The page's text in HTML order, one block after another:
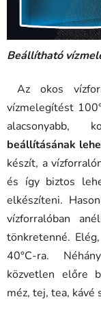
Beállítható
Az okos
vízmelegítést
alacsonyabb,
beállításának
készít, a
és így biztos
elkészíteni.
vízforralóban
tönkretenné.
40°C-ra.
közvetlen előre
méz, tej, tea, kávé